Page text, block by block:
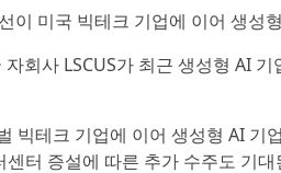
이 미국 빅테크 기업에 이어 생성
회사 LSCUS가 최근 생성형 AI
빅테크 기업에 이어 생성형 AI
터 증설에 따른 추가 수주도 기대